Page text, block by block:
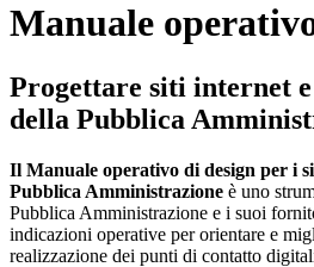
Manuale
Progettare siti internet
della Pubblica
Il Manuale operativo di design per i
Pubblica Amministrazione è uno
Pubblica Amministrazione e i suoi
indicazioni operative per orientare e
realizzazione dei punti di contatto